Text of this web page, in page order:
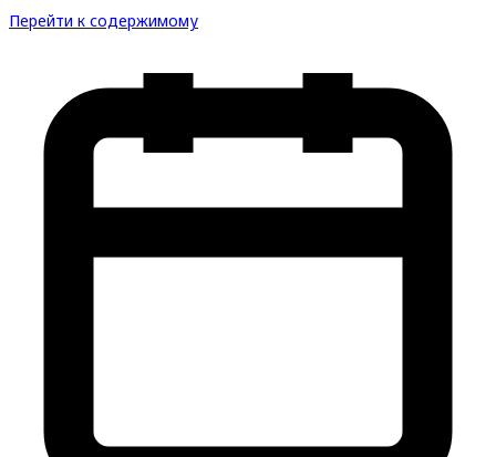
Перейти к содержимому